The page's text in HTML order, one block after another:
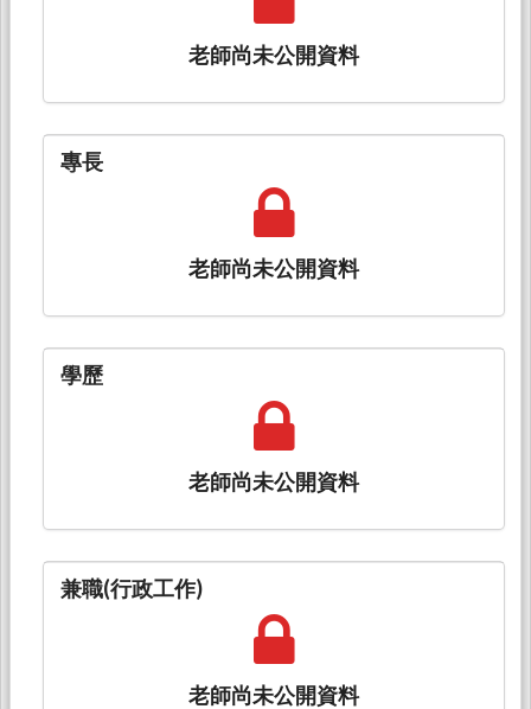
老師尚未公開資料
專長
老師尚未公開資料
學歷
老師尚未公開資料
兼職(行政工作)
老師尚未公開資料